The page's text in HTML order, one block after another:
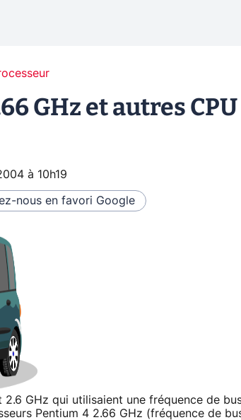
GHz et autres
à 10h19
nous en favori Google
2.6 GHz qui utilisaient une fréquence de
Pentium 4 2.66 GHz (fréquence de